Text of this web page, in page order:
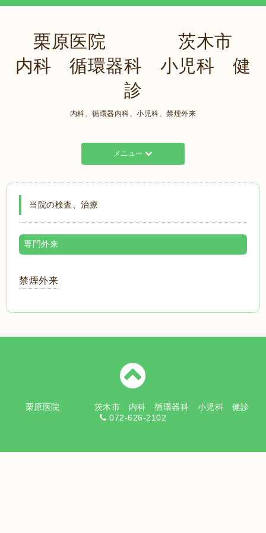
栗原医院 茨木市
内科 循環器科 小児科 健
診
内科、循環器内科、小児科、禁煙外来
メニュー
当院の検査、治療
専門外来
禁煙外来
栗原医院 茨木市 内科 循環器科 小児科 健診
072-626-2102